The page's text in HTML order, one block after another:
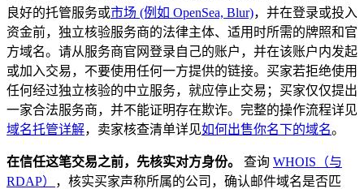
良好的托管服务或市场 (例如 OpenSea, Blur)，并在登录或投入
资金前，独立核验服务商的法律主体、适用时所需的牌照和官
方域名。请从服务商官网登录自己的账户，并在该账户内发起
或加入交易，不要使用任何一方提供的链接。买家若拒绝使用
任何经过独立核验的中立服务，就应停止交易；买家仅仅提出
一家合法服务商，并不能证明存在欺诈。完整的操作流程详见
域名托管详解，卖家核查清单详见如何出售你名下的域名。
在信任这笔交易之前，先核实对方身份。 查询 WHOIS（与
RDAP）
，核实买家声称所属的公司，确认邮件域名是否匹